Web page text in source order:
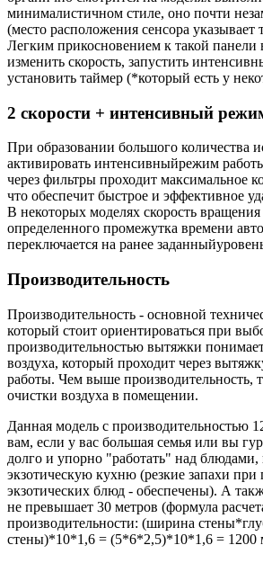
минималистичном стиле, оно почти
(место расположения сенсора указывает
Легким прикосновением к такой
изменить скорость, запустить
установить таймер (*который есть у
2 скорости + интенсивный
При образовании большого количества
активировать интенсивныйрежим
через фильтры проходит максимальное
что обеспечит быстрое и эффективное
В некоторых моделях скорость вращения
определенного промежутка времени
переключается на ранее
Производительность
Производительность - основной
который стоит ориентироваться при
производительностью вытяжки
воздуха, который проходит через
работы. Чем выше производительность,
очистки воздуха в помещении.
Данная модель с производительностью
вам, если у вас большая семья или вы
долго и упорно "работать" над
экзотическую кухню (резкие запахи при
экзотических блюд - обеспечены). А
не превышает 30 метров (формула
производительности: (ширина
стены)*10*1,6 = (5*6*2,5)*10*1,6 = 1200